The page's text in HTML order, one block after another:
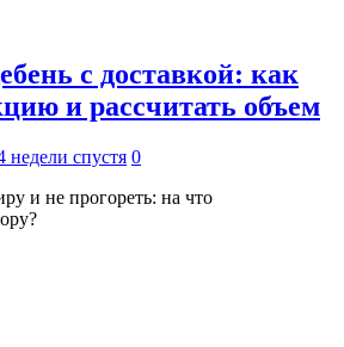
с доставкой: как
и рассчитать объем
недели спустя 0